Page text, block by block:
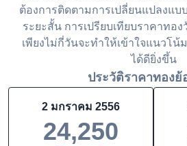
ต้องการติดตามการเปลี่ยนแปลงแบ
ระยะสั้น การเปรียบเทียบราคาทอ
เพียงไม่กี่วันจะทำให้เข้าใจแนวโน้
ได้ดียิ่งขึ้น
ประวัติราคาทองย้
2 มกราคม 2556
24,250